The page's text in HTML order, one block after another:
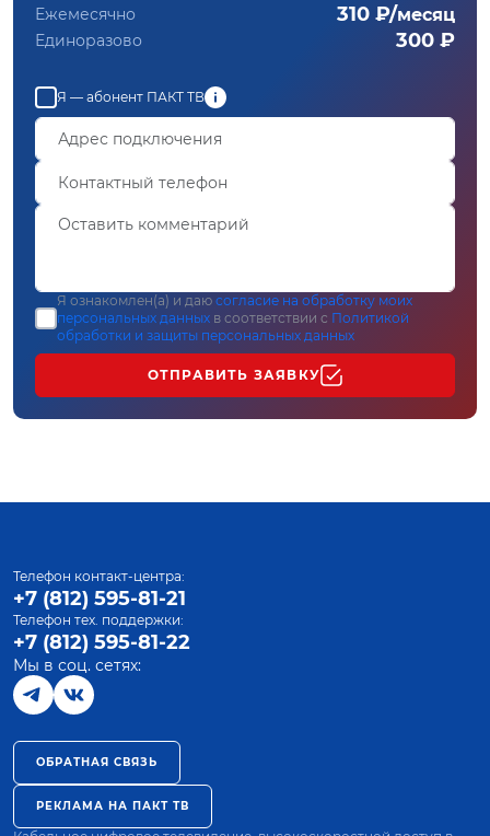
Ежемесячно 310 ₽/месяц
Единоразово 300 ₽
Я — абонент ПАКТ ТВ
Я ознакомлен(а) и даю согласие на обработку моих
персональных данных в соответствии с Политикой
обработки и защиты персональных данных
ОТПРАВИТЬ ЗАЯВКУ
Телефон контакт-центра:
+7 (812) 595-81-21
Телефон тех. поддержки:
+7 (812) 595-81-22
Мы в соц. сетях:
ОБРАТНАЯ СВЯЗЬ
РЕКЛАМА НА ПАКТ ТВ